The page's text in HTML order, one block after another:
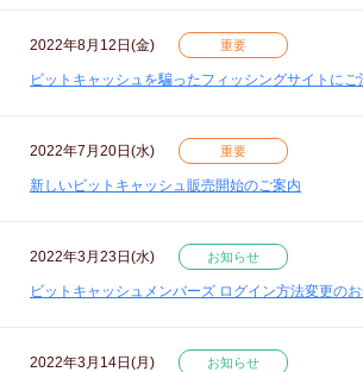
2022年8月12日(金) 重要
ビットキャッシュを騙ったフィッシングサイトに
2022年7月20日(水) 重要
新しいビットキャッシュ販売開始のご案内
2022年3月23日(水) お知らせ
ビットキャッシュメンバーズ ログイン方法変更の
2022年3月14日(月) お知らせ